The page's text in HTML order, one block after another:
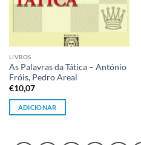
LIVROS
As Palavras da Tática – António
Fróis, Pedro Areal
€10,07
ADICIONAR